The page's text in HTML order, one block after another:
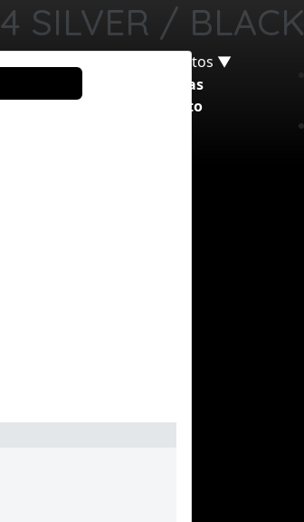
Produtos ▼
Notícias
Contato
SILVER / BLACK